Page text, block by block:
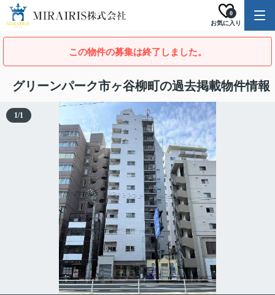
お気に入り
0
この物件の募集は終了しました。
グリーンパーク市ヶ谷柳町の過去掲載物件情報
1/1